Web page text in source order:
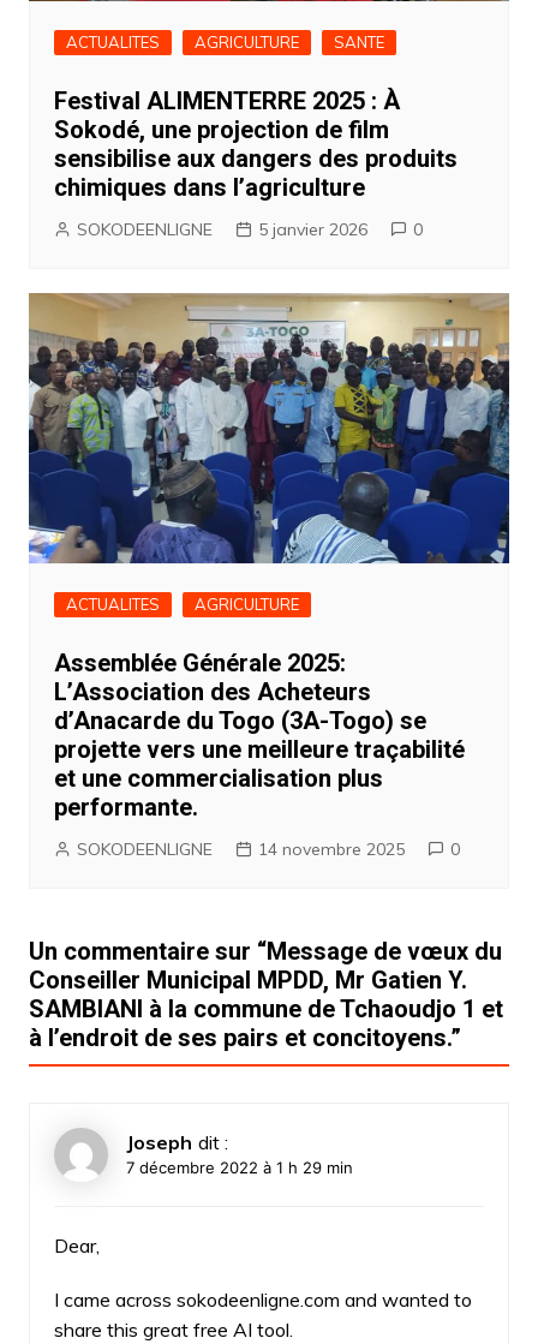
ACTUALITES AGRICULTURE SANTE
Festival ALIMENTERRE 2025 : À
Sokodé, une projection de film
sensibilise aux dangers des produits
chimiques dans l’agriculture
SOKODEENLIGNE 5 janvier 2026 0
ACTUALITES AGRICULTURE
Assemblée Générale 2025:
L’Association des Acheteurs
d’Anacarde du Togo (3A-Togo) se
projette vers une meilleure traçabilité
et une commercialisation plus
performante.
SOKODEENLIGNE 14 novembre 2025 0
Un commentaire sur “Message de vœux du
Conseiller Municipal MPDD, Mr Gatien Y.
SAMBIANI à la commune de Tchaoudjo 1 et
à l’endroit de ses pairs et concitoyens.”
Joseph dit :
7 décembre 2022 à 1 h 29 min
Dear,
I came across sokodeenligne.com and wanted to
share this great free AI tool.